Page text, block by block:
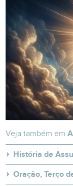
Veja também em
História de
Oração, Terço